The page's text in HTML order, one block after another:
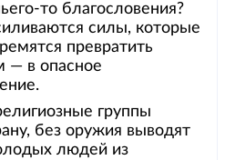
то благословения?
силы, которые
превратить
— в опасное
группы
без оружия выводят
людей из